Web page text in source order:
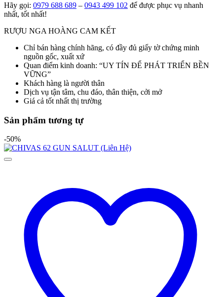
Hãy gọi: 0979 688 689 – 0943 499 102 để được phục vụ nhanh
nhất, tốt nhất!
RƯỢU NGA HOÀNG CAM KẾT
Chỉ bán hàng chính hãng, có đầy đủ giấy tờ chứng minh
nguồn gốc, xuất xứ
Quan điểm kinh doanh: “UY TÍN ĐỂ PHÁT TRIỂN BỀN
VỮNG”
Khách hàng là người thân
Dịch vụ tận tâm, chu đáo, thân thiện, cởi mở
Giá cả tốt nhất thị trường
Sản phẩm tương tự
-50%